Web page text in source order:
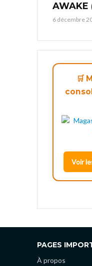
AWAKE
6 décembre
🛒
Voir
PAGES
À propos